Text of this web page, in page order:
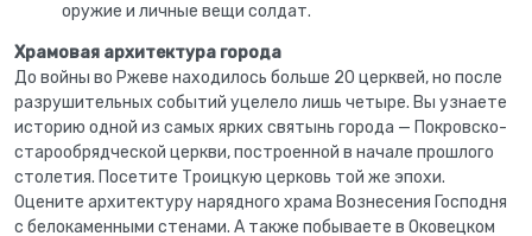
оружие и личные вещи солдат.
Храмовая архитектура города
До войны во Ржеве находилось больше 20 церквей, но после
разрушительных событий уцелело лишь четыре. Вы узнаете
историю одной из самых ярких святынь города — Покровско-
старообрядческой церкви, построенной в начале прошлого
столетия. Посетите Троицкую церковь той же эпохи.
Оцените архитектуру нарядного храма Вознесения Господня
с белокаменными стенами. А также побываете в Оковецком